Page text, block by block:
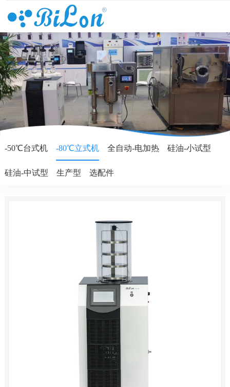
-50℃台式机 -80℃立式机 全自动-电加热 硅油-小试型
硅油-中试型 生产型 选配件